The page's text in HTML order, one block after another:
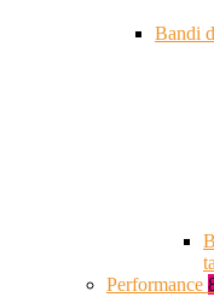
Bandi
Performance